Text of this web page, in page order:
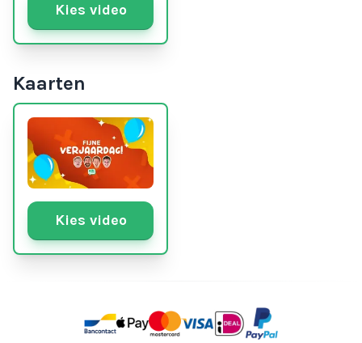
Kies video
Kaarten
Kies video